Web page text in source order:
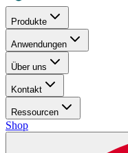
Produkte
Anwendungen
Über uns
Kontakt
Ressourcen
Shop